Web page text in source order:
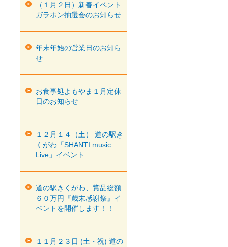
（１月２日）新春イベント
ガラポン抽選会のお知らせ
年末年始の営業日のお知ら
せ
お食事処よもやま１月定休
日のお知らせ
１２月１４（土） 道の駅き
くがわ「SHANTI music
Live」イベント
道の駅きくがわ、賞品総額
６０万円『歳末感謝祭』イ
ベントを開催します！！
１１月２３日 (土・祝) 道の